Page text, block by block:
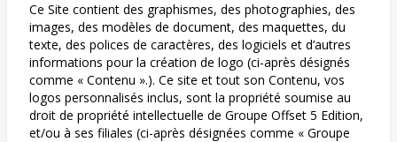
Ce Site contient des graphismes, des photographies, des
images, des modèles de document, des maquettes, du
texte, des polices de caractères, des logiciels et d’autres
informations pour la création de logo (ci-après désignés
comme « Contenu ».). Ce site et tout son Contenu, vos
logos personnalisés inclus, sont la propriété soumise au
droit de propriété intellectuelle de Groupe Offset 5 Edition,
et/ou à ses filiales (ci-après désignées comme « Groupe